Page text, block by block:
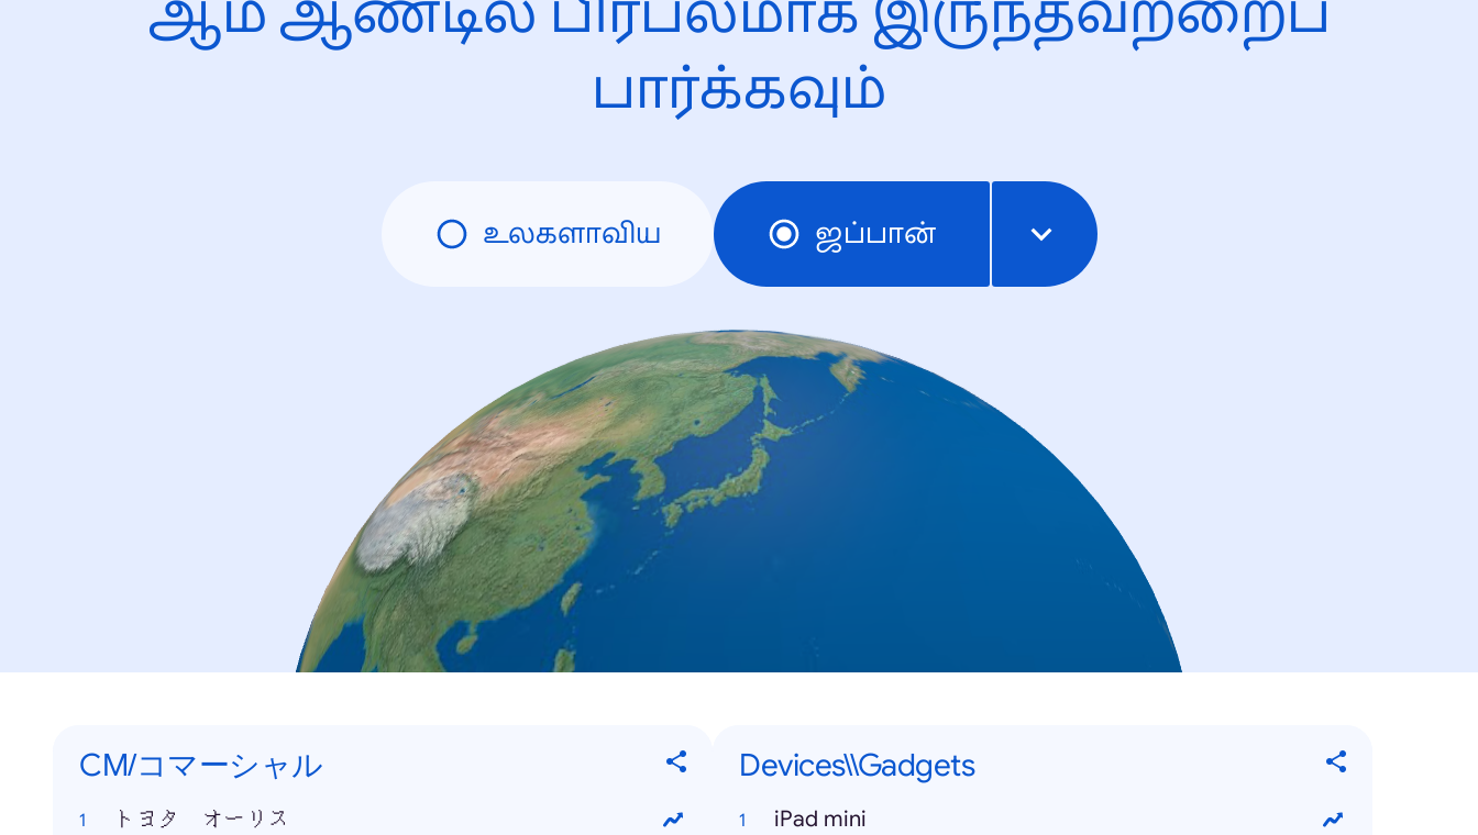
ஆம் ஆண்டில் பிரபலமாக இருந்தவற்றைப்
பார்க்கவும்
உலகளாவிய ஜப்பான்
CM/コマーシャル
トヨタ オーリス
Devices\\Gadgets
iPad mini